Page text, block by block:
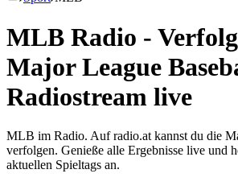
MLB Radio -
Major League
Radiostream live
MLB im Radio. Auf radio.at kannst du die
verfolgen. Genieße alle Ergebnisse live und
aktuellen Spieltags an.